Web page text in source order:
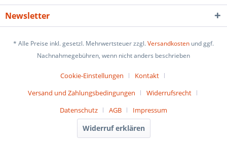
Newsletter
* Alle Preise inkl. gesetzl. Mehrwertsteuer zzgl.Versandkosten und ggf.
Nachnahmegebühren, wenn nicht anders beschrieben
Cookie-Einstellungen
Kontakt
Versand und Zahlungsbedingungen
Widerrufsrecht
Datenschutz
AGB Impressum
Widerruf erklären